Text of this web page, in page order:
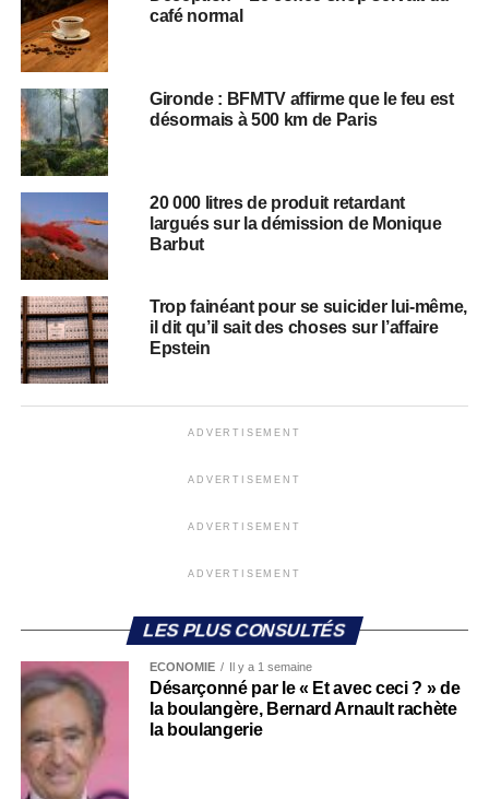
café normal
Gironde : BFMTV affirme que le feu est
désormais à 500 km de Paris
20 000 litres de produit retardant
largués sur la démission de Monique
Barbut
Trop fainéant pour se suicider lui-même,
il dit qu’il sait des choses sur l’affaire
Epstein
ADVERTISEMENT
ADVERTISEMENT
ADVERTISEMENT
ADVERTISEMENT
LES PLUS CONSULTÉS
ECONOMIE Il y a 1 semaine
Désarçonné par le « Et avec ceci ? » de
la boulangère, Bernard Arnault rachète
la boulangerie